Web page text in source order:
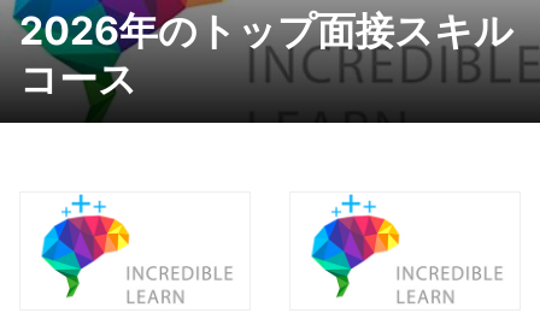
2026年のトップ面接スキル
コース